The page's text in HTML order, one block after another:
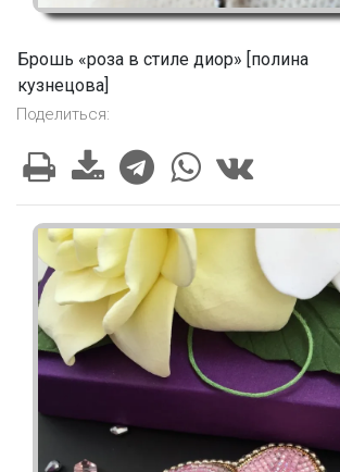
Брошь «роза в стиле диор» [полина
кузнецова]
Поделиться: